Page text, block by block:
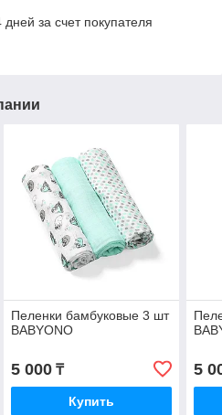
за счет покупателя
Пеленки бамбуковые 3 шт
BABYONO
5 000₸
Купить
5